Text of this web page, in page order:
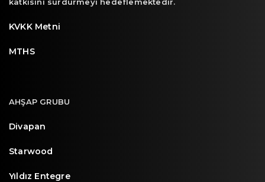
KVKK Metni
MTHS
AHŞAP GRUBU
Divapan
Starwood
Yıldız Entegre